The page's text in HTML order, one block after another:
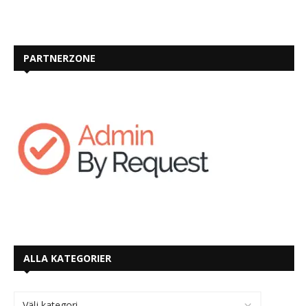
PARTNERZONE
ALLA KATEGORIER